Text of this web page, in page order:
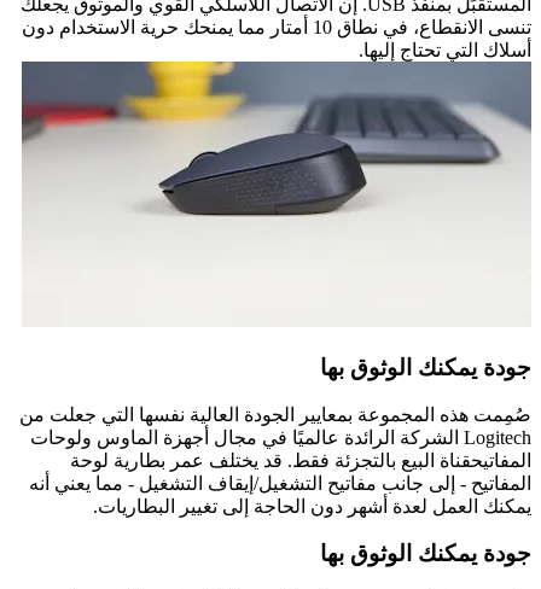
المستقبِّل بمنفذ USB. إن الاتصال اللاسلكي القوي والموثوق يجعلك
تنسى الانقطاع، في نطاق 10 أمتار مما يمنحك حرية الاستخدام دون
أسلاك التي تحتاج إليها.
جودة يمكنك الوثوق بها
صُمِمت هذه المجموعة بمعايير الجودة العالية نفسها التي جعلت من
Logitech الشركة الرائدة عالميًا في مجال أجهزة الماوس ولوحات
المفاتيحقناة البيع بالتجزئة فقط. قد يختلف عمر بطارية لوحة
المفاتيح - إلى جانب مفاتيح التشغيل/إيقاف التشغيل - مما يعني أنه
يمكنك العمل لعدة أشهر دون الحاجة إلى تغيير البطاريات.
جودة يمكنك الوثوق بها